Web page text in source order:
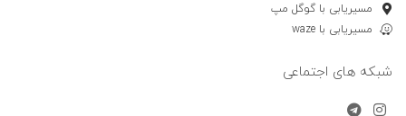
مسیریابی با گوگل مپ
مسیریابی با waze
شبکه های اجتماعی